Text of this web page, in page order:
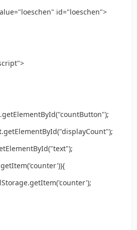
id="loeschen">